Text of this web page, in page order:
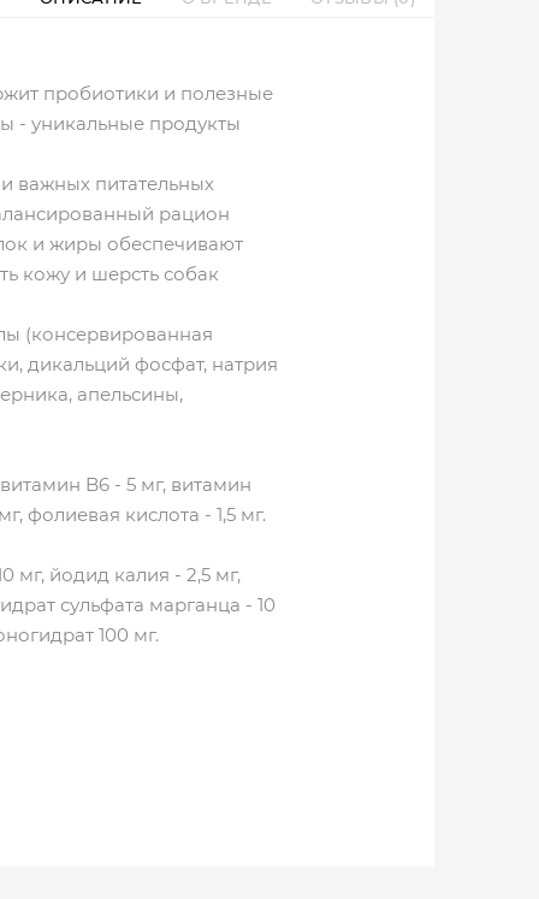
пробиотики и полезные
- уникальные продукты
важных питательных
рацион
и жиры обеспечивают
кожу и шерсть собак
(консервированная
дикальций фосфат, натрия
апельсины,
B6 - 5 мг, витамин
фолиевая кислота - 1,5 мг.
мг, йодид калия - 2,5 мг,
сульфата марганца - 10
100 мг.